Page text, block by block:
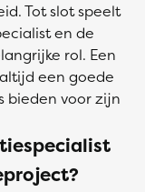
Tot slot speelt
en de
rol. Een
een goede
bieden voor zijn